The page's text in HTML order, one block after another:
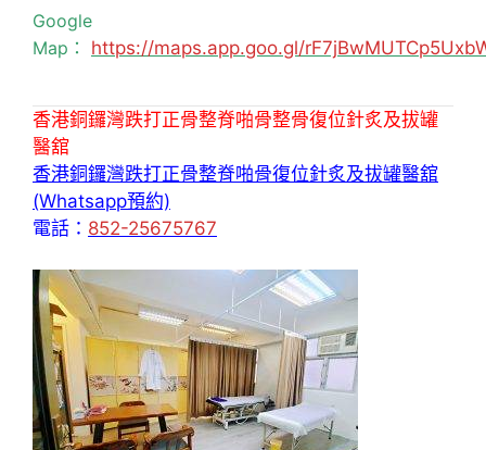
Google
Map： https://maps.app.goo.gl/
香港銅鑼灣跌打正骨整脊啪骨整骨復位針炙及拔罐
醫舘
香港銅鑼灣跌打正骨整脊啪骨復位針炙及拔罐醫舘
(Whatsapp預約)
電話： 852-25675767